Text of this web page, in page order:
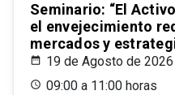
Seminario: “El
el envejecimiento
mercados y
19 de Agosto de 2026
09:00 a 11:00 horas